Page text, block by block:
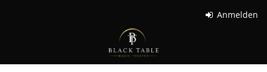
Anmelden
Table